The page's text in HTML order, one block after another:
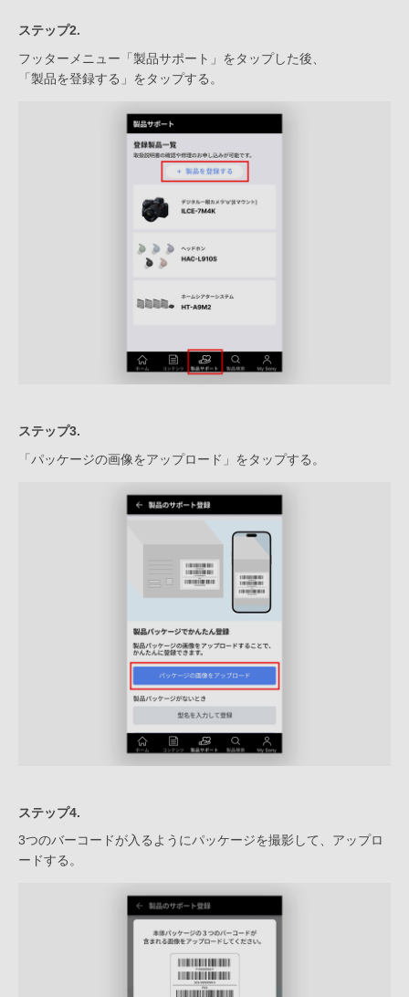
ステップ2.
フッターメニュー「製品サポート」をタップした後、
「製品を登録する」をタップする。
ステップ3.
「パッケージの画像をアップロード」をタップする。
ステップ4.
3つのバーコードが入るようにパッケージを撮影して、アップロ
ードする。